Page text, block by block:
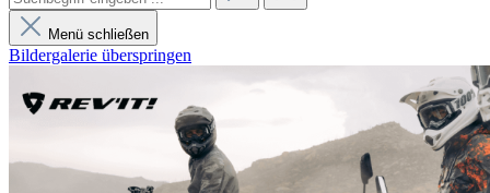
Menü schließen
Bildergalerie überspringen